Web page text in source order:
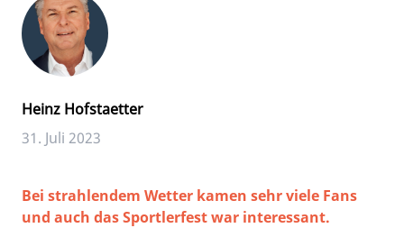
Heinz Hofstaetter
31. Juli 2023
Bei strahlendem Wetter kamen sehr viele Fans
und auch das Sportlerfest war interessant.